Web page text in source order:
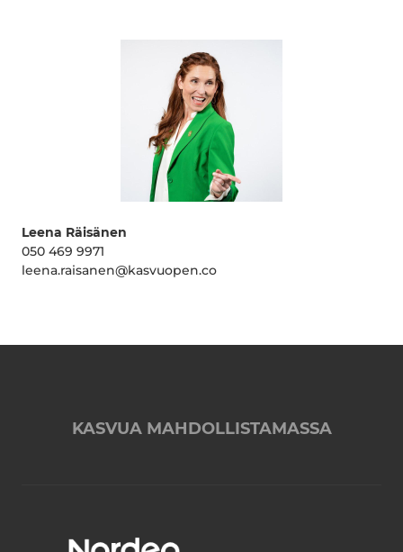
Leena Räisänen
050 469 9971
leena.raisanen@kasvuopen.co
KASVUA MAHDOLLISTAMASSA